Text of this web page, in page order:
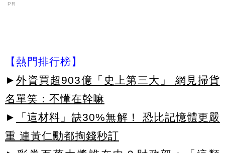
PR
【熱門排行榜】
► 外資買超903億「史上第三大」 網見掃貨
名單笑：不懂在幹嘛
►
「這材料」缺30%無解！ 恐比記憶體更嚴
重 連黃仁勳都掏錢秒訂